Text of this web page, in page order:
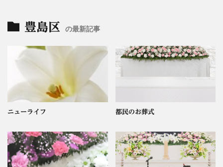
豊島区 の最新記事
ニューライフ 都民のお葬式